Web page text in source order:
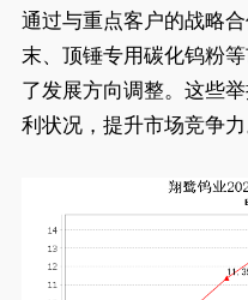
通过与重点客户的战略
末、顶锤专用碳化钨粉
了发展方向调整。这些
利状况，提升市场竞争力